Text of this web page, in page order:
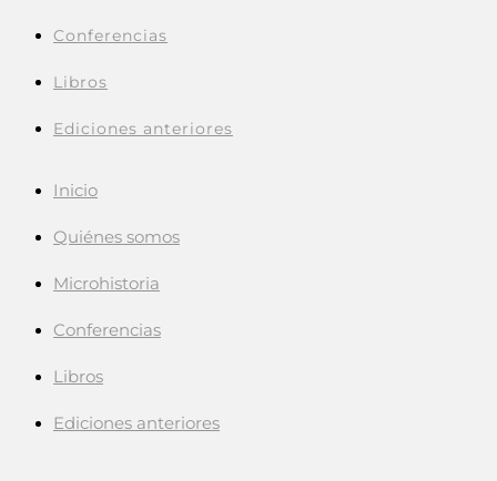
Conferencias
Libros
Ediciones anteriores
Inicio
Quiénes somos
Microhistoria
Conferencias
Libros
Ediciones anteriores